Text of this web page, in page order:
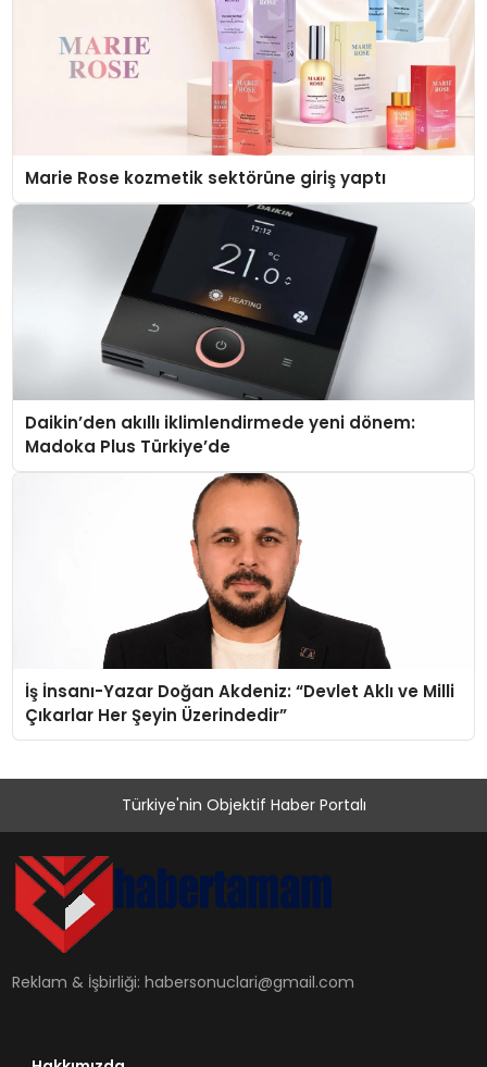
Marie Rose kozmetik sektörüne giriş yaptı
Daikin’den akıllı iklimlendirmede yeni dönem:
Madoka Plus Türkiye’de
İş İnsanı-Yazar Doğan Akdeniz: “Devlet Aklı ve Milli
Çıkarlar Her Şeyin Üzerindedir”
Türkiye'nin Objektif Haber Portalı
Reklam & İşbirliği:habersonuclari@gmail.com